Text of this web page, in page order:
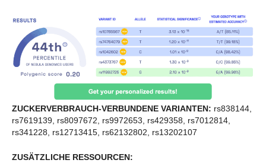
ZUCKERVERBRAUCH-VERBUNDENE VARIANTEN: rs838144,
rs7619139, rs8097672, rs9972653, rs429358, rs7012814,
rs341228, rs12713415, rs62132802, rs13202107
ZUSÄTZLICHE RESSOURCEN: